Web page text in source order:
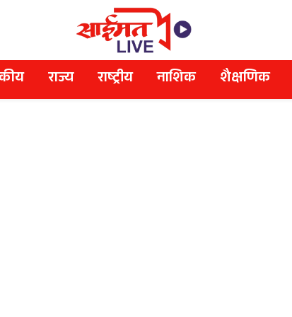
राज्य राष्ट्रीय नाशिक शैक्षणिक